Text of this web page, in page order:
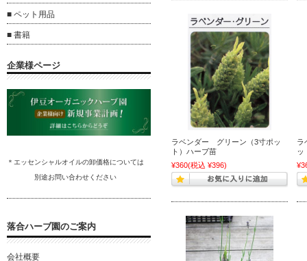
ラベンダー グリーン（3寸ポッ
ト）ハーブ苗
¥360(税込 ¥396)
ラ
■ ペット用品
■ 書籍
企業様ページ
＊エッセンシャルオイルの卸価格については
別途お問い合わせください
落合ハーブ園のご案内
会社概要